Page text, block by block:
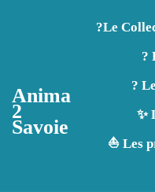
Aller au contenu
Anima
2
Savoie
?️Le
?
?
✨
⛵ Les